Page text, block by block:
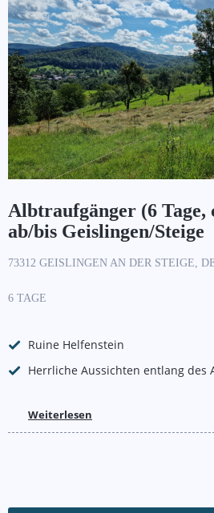
Albtraufgänger (6 Tage,
ab/bis Geislingen/Steige
73312 GEISLINGEN AN DER STEIGE,
6 TAGE
Ruine Helfenstein
Herrliche Aussichten entlang des
Weiterlesen